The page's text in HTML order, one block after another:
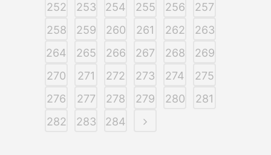
252
253 254 255 256
257
258
259 260 261 262
263
264
265 266 267 268
269
270
271 272 273 274
275
276
277 278 279 280
281
282
283 284